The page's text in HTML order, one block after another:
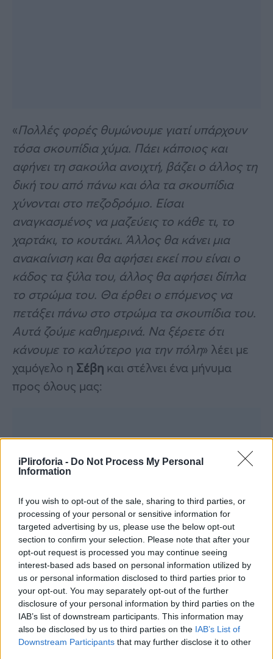
iPliroforia - Do Not Process My Personal
Information
If you wish to opt-out of the sale, sharing to third parties, or
processing of your personal or sensitive information for
targeted advertising by us, please use the below opt-out
section to confirm your selection. Please note that after your
opt-out request is processed you may continue seeing
interest-based ads based on personal information utilized by
us or personal information disclosed to third parties prior to
your opt-out. You may separately opt-out of the further
disclosure of your personal information by third parties on the
IAB’s list of downstream participants. This information may
also be disclosed by us to third parties on the IAB’s List of
Downstream Participants that may further disclose it to other
«Πολλές φορές θυμώνουμε γιατί υπάρχουν
τόσα σκουπίδια χύμα. Πάει κάποιος και
αφήνει τη σακούλα ανοιχτή, βάζει ο άλλος τη
δική του από πάνω και όλα τα σκουπίδια
χύνονται στο πεζοδρόμιο. Είσαι
αναγκασμένος να μαζεύεις το κάθε τι, το
χαρτάκι, το κουτάκι. Άλλος θα κάνει μια
ανακαίνιση και θα αφήσει εκεί που είναι ο
κάδος τα ξύλα του, άλλος θα αφήσει δίπλα
το στρώμα του. Θα έρθει ο επόμενος να
πετάξει πάνω στο στρώμα τα σκουπίδια του.
Αυτά ζούμε καθημερινά. Να ξέρετε ότι
κάνουμε το καλύτερο για την πόλη» λέει με
χαμόγελο η Σέβη και στέλνει ένα μήνυμα
προς όλους μας: